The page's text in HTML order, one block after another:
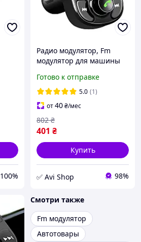
100%
Радио модулятор, Fm
модулятор для машины
bluetooth с mp3 microsd,
AVI
Готово к отправке
5.0 (1)
от40₴/мес
401 ₴
802 ₴
Купить
✅ Avi Shop 98%
Смотри также
Fm модулятор
Автотовары